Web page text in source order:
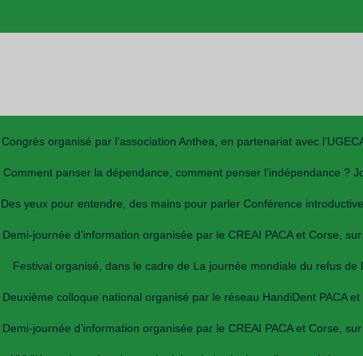
Congrès organisé par l’association Anthea, en partenariat avec
Comment panser la dépendance, comment penser l’indépendance ?
Des yeux pour entendre, des mains pour parler Conférence
Demi-journée d’information organisée par le CREAI PACA et Corse,
Festival organisé, dans le cadre de La journée mondiale du refus
Deuxième colloque national organisé par le réseau HandiDent PACA
Demi-journée d’information organisée par le CREAI PACA et Corse,